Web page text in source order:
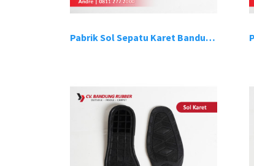
Pabrik Sol Sepatu Karet Bandung 1